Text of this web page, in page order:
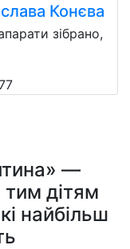
Конєва
зібрано,
—
дітям
найбільш